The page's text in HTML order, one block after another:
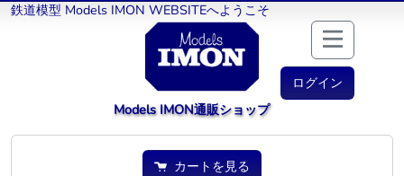
鉄道模型 Models IMON WEBSITEへようこそ
ログイン
Models IMON通販ショップ
カートを見る